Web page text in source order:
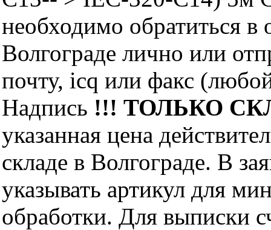
необходимо
Волгограде лично или
почту, icq или факс
Надпись !!! ТОЛЬКО
указанная цена
складе в Волгограде. В
указывать артикул для
обработки. Для выписки